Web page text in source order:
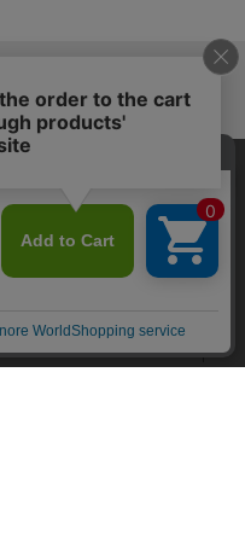
WOMEN TOP
ンツの最適な提供、トラフィ
います。サイトの閲覧を継続
といたします。詳細について
。
る